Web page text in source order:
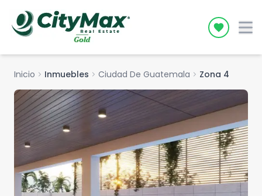
Icon
Inicio chevron_right Inmuebles chevron_right Ciudad De Guatemala chevron_right Zona 4